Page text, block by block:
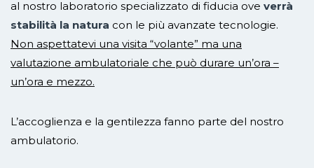
al nostro laboratorio specializzato di fiducia ove verrà
stabilità la natura con le più avanzate tecnologie.
Non aspettatevi una visita “volante” ma una
valutazione ambulatoriale che può durare un’ora –
un’ora e mezzo.
L’accoglienza e la gentilezza fanno parte del nostro
ambulatorio.